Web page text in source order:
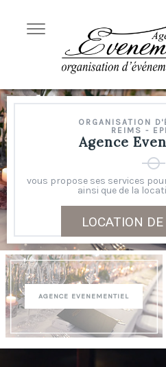
ORGANISATION
REIMS -
Agence
vous propose ses services
ainsi que de la
LOCATION
AGENCE EVENEMENTIEL